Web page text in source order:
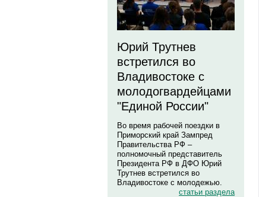
Юрий Трутнев
встретился во
Владивостоке с
молодогвардейцами
"Единой России"
Во время рабочей поездки в
Приморский край Зампред
Правительства РФ –
полномочный представитель
Президента РФ в ДФО Юрий
Трутнев встретился во
Владивостоке с молодежью.
статьи раздела